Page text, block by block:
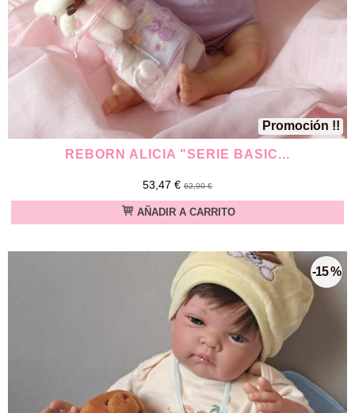
Promoción !!
REBORN ALICIA "SERIE BASIC...
53,47 € 62,90 €
AÑADIR A CARRITO
-15 %